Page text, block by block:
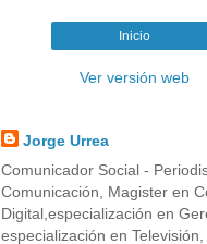
Inicio
Ver versión web
Jorge Urrea
Comunicador Social -
Comunicación, Magister en
Digital,especialización en
especialización en